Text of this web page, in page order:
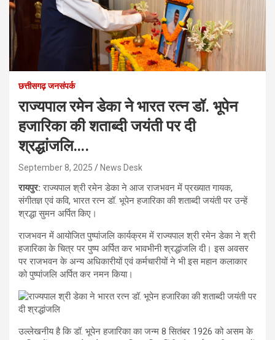
छत्तीसगढ़ जनसंपर्क
राज्यपाल रमेन डेका ने भारत रत्न डॉ. भूपेन
हजारिका की शताब्दी जयंती पर दी
श्रद्धांजलि….
September 8, 2025 News Desk
रायपुर:राज्यपाल श्री रमेन डेका ने आज राजभवन में प्रख्यात गायक,
संगीतज्ञ एवं कवि, भारत रत्न डॉ. भूपेन हजारिका की शताब्दी जयंती पर उन्हें
श्रद्धा सुमन अर्पित किए।
राजभवन में आयोजित पुष्पांजलि कार्यक्रम में राज्यपाल श्री रमेन डेका ने श्री
हजारिका के चित्र पर पुष्प अर्पित कर भावभीनी श्रद्धांजलि दी। इस अवसर
पर राजभवन के अन्य अधिकारीयों एवं कर्मचारीयों ने भी इस महान कलाकार
को पुष्पांजलि अर्पित कर नमन किया।
उल्लेखनीय है कि डॉ. भूपेन हजारिका का जन्म 8 सितंबर 1926 को असम के